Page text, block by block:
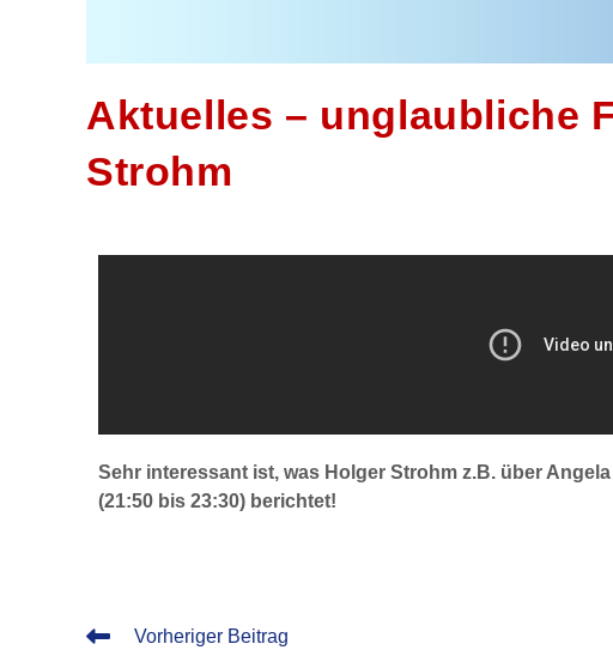
Aktuelles – unglaubliche
Strohm
Sehr interessant ist, was Holger Strohm z.B. über
(21:50 bis 23:30) berichtet!
Vorheriger Beitrag